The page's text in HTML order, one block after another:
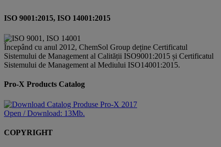
ISO 9001:2015, ISO 14001:2015
Începând cu anul 2012, ChemSol Group deține Certificatul
Sistemului de Management al Calității ISO9001:2015 și Certificatul
Sistemului de Management al Mediului ISO14001:2015.
Pro-X Products Catalog
Open / Download: 13Mb.
COPYRIGHT